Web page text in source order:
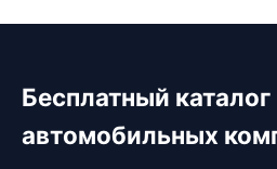
Бесплатный каталог
автомобильных